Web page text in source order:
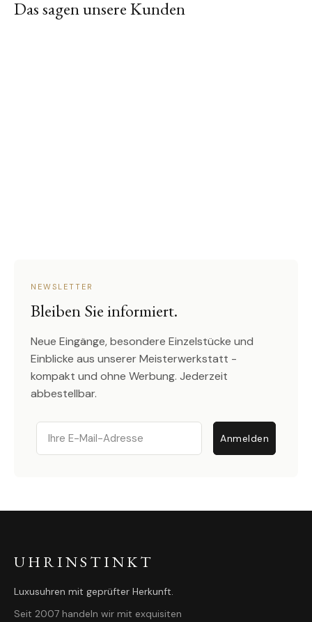
Das sagen unsere Kunden
NEWSLETTER
Bleiben Sie informiert.
Neue Eingänge, besondere Einzelstücke und
Einblicke aus unserer Meisterwerkstatt -
kompakt und ohne Werbung. Jederzeit
abbestellbar.
Email
Anmelden
UHRINSTINKT
Luxusuhren mit geprüfter Herkunft.
Seit 2007 handeln wir mit exquisiten